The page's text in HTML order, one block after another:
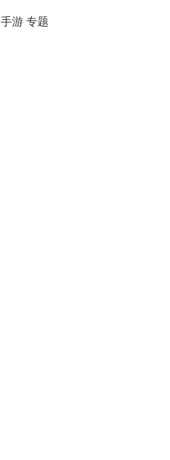
手游 专题